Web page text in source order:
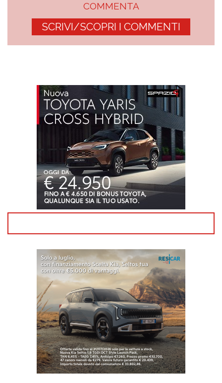
COMMENTA
SCRIVI/SCOPRI I COMMENTI